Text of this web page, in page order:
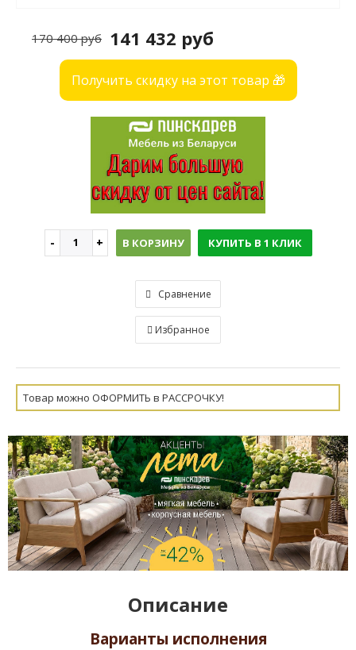
141 432 руб
170 400 руб
Получить скидку на этот товар 🎁
В КОРЗИНУ КУПИТЬ В 1 КЛИК
Сравнение
Избранное
Товар можно ОФОРМИТЬ в РАССРОЧКУ!
Описание
Варианты исполнения